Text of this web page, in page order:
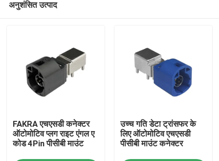
अनुशंसित उत्पाद
FAKRA एचएसडी कनेक्टर
ऑटोमोटिव प्लग राइट एंगल ए
कोड 4Pin पीसीबी माउंट
उच्च गति डेटा ट्रांसफर के
लिए ऑटोमोटिव एचएसडी
पीसीबी माउंट कनेक्टर